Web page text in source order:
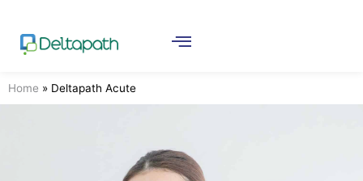
Home » Deltapath Acute